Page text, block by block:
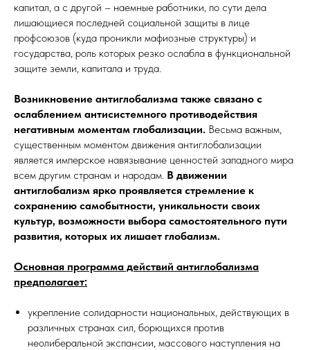
капитал, а с другой – наемные работники, по сути дела
лишающиеся последней социальной защиты в лице
профсоюзов (куда проникли мафиозные структуры) и
государства, роль которых резко ослабла в функциональной
защите земли, капитала и труда.
Возникновение антиглобализма также связано с
ослаблением антисистемного противодействия
негативным моментам глобализации. Весьма важным,
существенным моментом движения антиглобализации
является имперское навязывание ценностей западного мира
всем другим странам и народам. В движении
антиглобализм ярко проявляется стремление к
сохранению самобытности, уникальности своих
культур, возможности выбора самостоятельного пути
развития, которых их лишает глобализм.
Основная программа действий антиглобализма
предполагает:
укрепление солидарности национальных, действующих в
различных странах сил, борющихся против
неолиберальной экспансии, массового наступления на